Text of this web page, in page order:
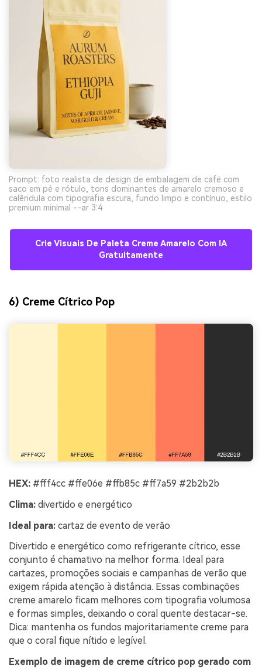
Prompt: foto realista de design de embalagem de café com
saco em pé e rótulo, tons dominantes de amarelo cremoso e
calêndula com tipografia escura, fundo limpo e contínuo, estilo
premium minimal --ar 3:4
Crie Visuais De Paleta Creme Amarelo Com IA
Gratuitamente
6) Creme Cítrico Pop
HEX: #fff4cc #ffe06e #ffb85c #ff7a59 #2b2b2b
Clima: divertido e energético
Ideal para: cartaz de evento de verão
Divertido e energético como refrigerante cítrico, esse
conjunto é chamativo na melhor forma. Ideal para
cartazes, promoções sociais e campanhas de verão que
exigem rápida atenção à distância. Essas combinações
creme amarelo ficam melhores com tipografia volumosa
e formas simples, deixando o coral quente destacar-se.
Dica: mantenha os fundos majoritariamente creme para
que o coral fique nítido e legível.
Exemplo de imagem de creme cítrico pop gerado com